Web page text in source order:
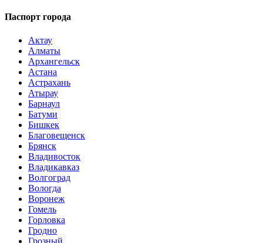
Паспорт города
Актау
Алматы
Архангельск
Астана
Астрахань
Атырау
Барнаул
Батуми
Бишкек
Благовещенск
Брянск
Владивосток
Владикавказ
Волгоград
Вологда
Воронеж
Гомель
Горловка
Гродно
Грозный